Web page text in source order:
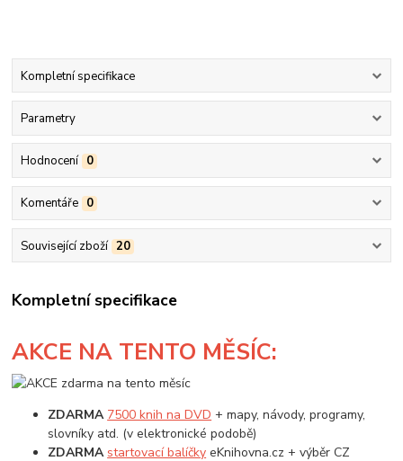
Kompletní specifikace
Parametry
Hodnocení 0
Komentáře 0
Související zboží 20
Kompletní specifikace
AKCE NA TENTO MĚSÍC:
ZDARMA 7500 knih na DVD + mapy, návody, programy,
slovníky atd. (v elektronické podobě)
ZDARMA startovací balíčky eKnihovna.cz + výběr CZ